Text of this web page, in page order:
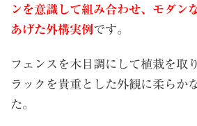
ンを意識して組み合わせ、モダン
あげた外構実例 です。
フェンスを木目調にして植栽を取
ラックを貴重とした外観に柔らか
た。